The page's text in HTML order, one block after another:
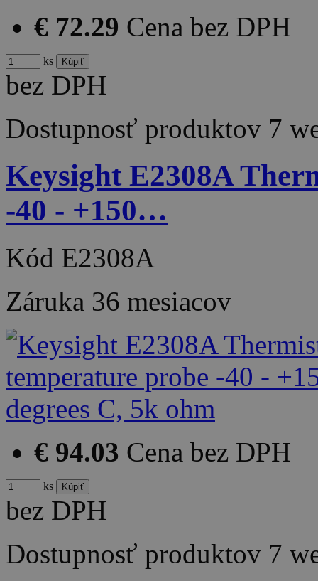
€ 72.29 Cena bez DPH
ks
bez DPH
Dostupnosť produktov 7
Keysight E2308A
-40 - +150…
Kód E2308A
Záruka 36 mesiacov
€ 94.03 Cena bez DPH
ks
bez DPH
Dostupnosť produktov 7